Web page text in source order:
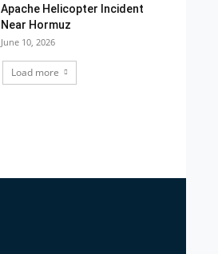
Apache Helicopter Incident
Near Hormuz
June 10, 2026
Load more